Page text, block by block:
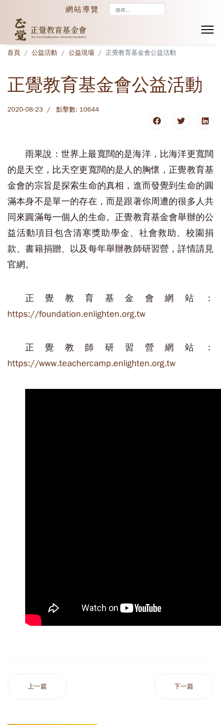
網站導覽
首頁 公益活動 公益現場 正覺教育基金會公益活動
正覺教育基金會公益活動
2020-08-23 點擊數: 10644
雨果說：世界上最寬闊的是海洋，比海洋更寬闊
的是天空，比天空更寬闊的是人的胸懷，正覺教育基
金會的宗旨是探索生命的真相，進而發覺到生命的圓
滿本身不是單一的存在，而是跟著你周遭的很多人共
同來圓滿每一個人的生命。正覺教育基金會舉辦的公
益活動項目包含清寒獎助學金、社會救助、校園捐
款、書籍捐贈、以及每年舉辦教師研習營，詳情請見
官網。
正覺教育基金會網站：
https://foundation.enlighten.org.tw
正覺教師研習營網站：
https://www.teachercamp.enlighten.org.tw
上一篇 下一篇